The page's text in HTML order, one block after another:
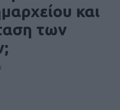
και
των